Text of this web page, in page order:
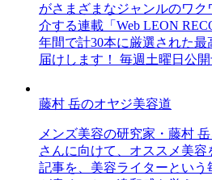
がさまざまなジャンルのワ
介する連載「Web LEON
年間で計30本に厳選された
届けします！ 毎週土曜日公開
藤村 岳のオヤジ美容道
メンズ美容の研究家・藤村
さんに向けて、オススメ美
記事を、美容ライターとい